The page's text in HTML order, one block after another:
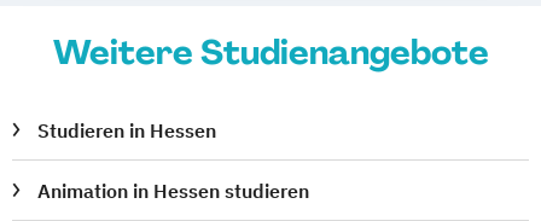
Weitere Studienangebote
Studieren in Hessen
Animation in Hessen studieren